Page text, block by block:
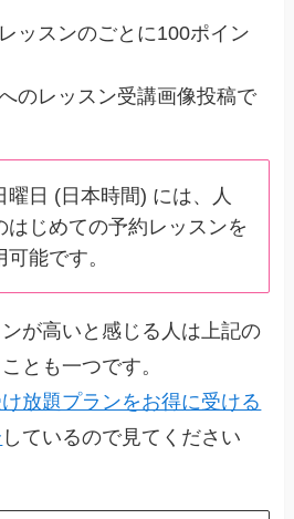
ッスンのごとに100ポイン
のレッスン受講画像投稿で
曜日 (日本時間) には、人
はじめての予約レッスンを
能です。
が高いと感じる人は上記の
とも一つです。
放題プランをお得に受ける
しているので見てください